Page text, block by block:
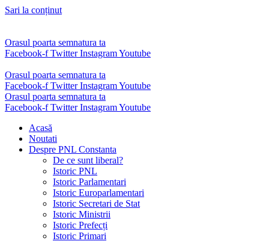
Sari la conținut
Orasul poarta semnatura ta
Facebook-f Twitter InstagramYoutube
Orasul poarta semnatura ta
Facebook-f Twitter InstagramYoutube
Orasul poarta semnatura ta
Facebook-f Twitter InstagramYoutube
Acasă
Noutati
Despre PNL Constanta
De ce sunt liberal?
Istoric PNL
Istoric Parlamentari
Istoric Europarlamentari
Istoric Secretari de Stat
Istoric Ministrii
Istoric Prefecți
Istoric Primari